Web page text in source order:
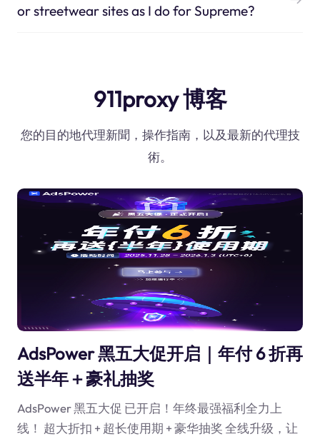
or streetwear sites as I do for Supreme?
911proxy 博客
您的目的地代理新聞，操作指南，以及最新的代理技
術。
AdsPower 黑五大促开启｜年付 6 折再
送半年＋豪礼抽奖
AdsPower 黑五大促 已开启！年终最强福利全力上
线！ 超大折扣 + 超长使用期 + 豪华抽奖 全线升级，让